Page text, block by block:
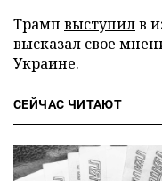
Трамп выступилв
высказал свое
Украине.
СЕЙЧАС ЧИТАЮТ